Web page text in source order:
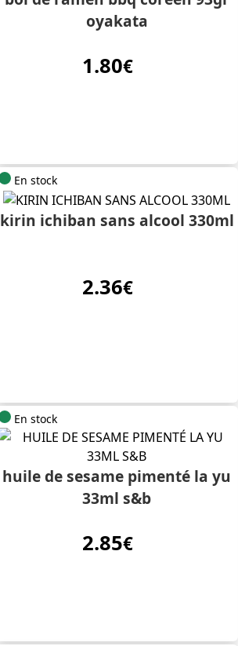
oyakata
1.80€
En stock
kirin ichiban sans alcool 330ml
2.36€
En stock
huile de sesame pimenté la yu
33ml s&b
2.85€